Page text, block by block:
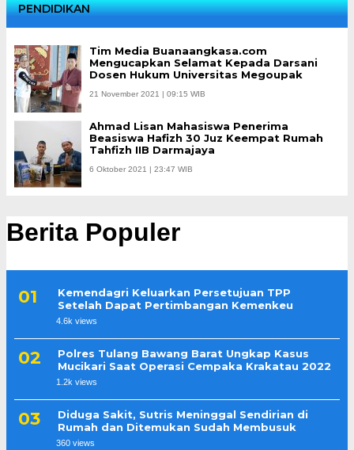
PENDIDIKAN
Tim Media Buanaangkasa.com
Mengucapkan Selamat Kepada Darsani
Dosen Hukum Universitas Megoupak
21 November 2021 | 09:15 WIB
Ahmad Lisan Mahasiswa Penerima
Beasiswa Hafizh 30 Juz Keempat Rumah
Tahfizh IIB Darmajaya
6 Oktober 2021 | 23:47 WIB
Berita Populer
Kemendagri Keluarkan Persetujuan TPP
Setelah Dapat Pertimbangan Kemenkeu
4.6k views
Polres Tulang Bawang Barat Ungkap Kasus
Mucikari Saat Operasi Cempaka Krakatau 2022
1.2k views
Diduga Sakit, Sutris Meninggal Sendirian di
Rumah dan Ditemukan Sudah Membusuk
360 views